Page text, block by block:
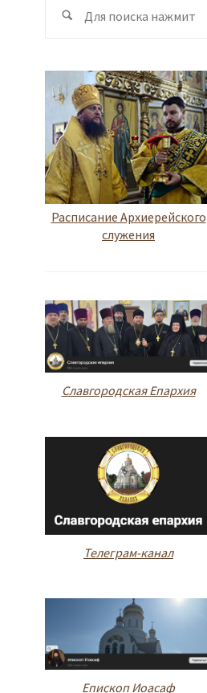
Поиск
Расписание Архиерейского
служения
Славгородская Епархия
Телеграм-канал
Епископ Иоасаф